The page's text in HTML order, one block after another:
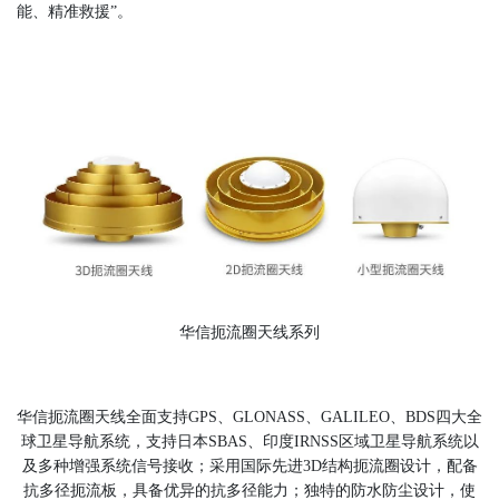
能、精准救援”。
华信扼流圈天线系列
华信扼流圈天线全面支持GPS GLONASS GALILEO BDS四大全
球卫星导航系统，支持日本SBAS 、印度IRNSS 区域卫星导航系统以
及多种增强系统信号接收；采用国际先进3D结构扼流圈设计，配备
抗多径扼流板，具备优异的抗多径能力；独特的防水防尘设计，使